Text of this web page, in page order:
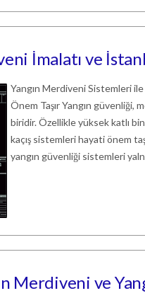
İmalatı ve
Yangın Merdiveni Sistemleri
Önem Taşır Yangın güvenliği,
biridir. Özellikle yüksek katlı
kaçış sistemleri hayati önem
yangın güvenliği sistemleri
Merdiveni ve